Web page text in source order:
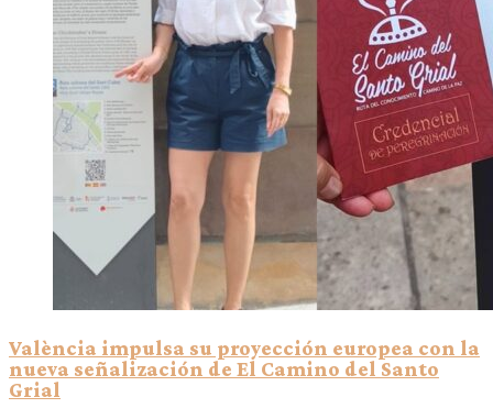
València impulsa su proyección europea con la
nueva señalización de El Camino del Santo
Grial